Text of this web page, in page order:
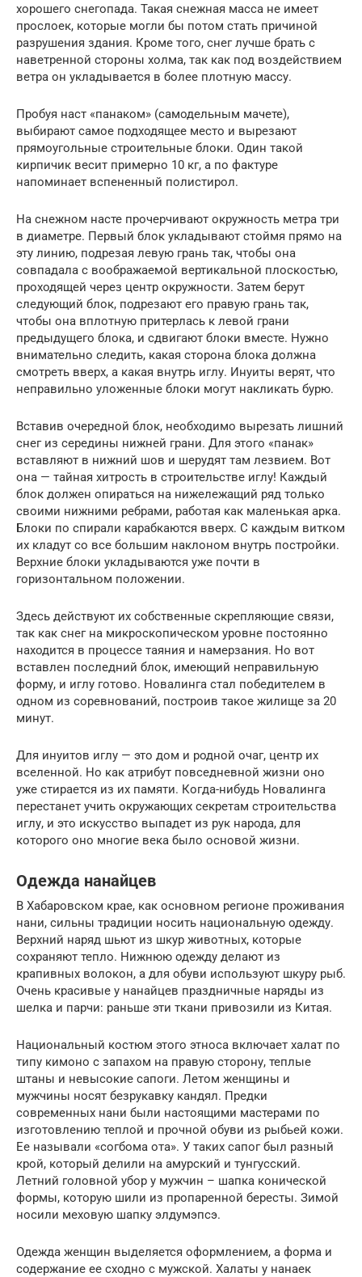
хорошего снегопада. Такая снежная масса не имеет
прослоек, которые могли бы потом стать причиной
разрушения здания. Кроме того, снег лучше брать с
наветренной стороны холма, так как под воздействием
ветра он укладывается в более плотную массу.
Пробуя наст «панаком» (самодельным мачете),
выбирают самое подходящее место и вырезают
прямоугольные строительные блоки. Один такой
кирпичик весит примерно 10 кг, а по фактуре
напоминает вспененный полистирол.
На снежном насте прочерчивают окружность метра три
в диаметре. Первый блок укладывают стоймя прямо на
эту линию, подрезая левую грань так, чтобы она
совпадала с воображаемой вертикальной плоскостью,
проходящей через центр окружности. Затем берут
следующий блок, подрезают его правую грань так,
чтобы она вплотную притерлась к левой грани
предыдущего блока, и сдвигают блоки вместе. Нужно
внимательно следить, какая сторона блока должна
смотреть вверх, а какая внутрь иглу. Инуиты верят, что
неправильно уложенные блоки могут накликать бурю.
Вставив очередной блок, необходимо вырезать лишний
снег из середины нижней грани. Для этого «панак»
вставляют в нижний шов и шерудят там лезвием. Вот
она — тайная хитрость в строительстве иглу! Каждый
блок должен опираться на нижележащий ряд только
своими нижними ребрами, работая как маленькая арка.
Блоки по спирали карабкаются вверх. С каждым витком
их кладут со все большим наклоном внутрь постройки.
Верхние блоки укладываются уже почти в
горизонтальном положении.
Здесь действуют их собственные скрепляющие связи,
так как снег на микроскопическом уровне постоянно
находится в процессе таяния и намерзания. Но вот
вставлен последний блок, имеющий неправильную
форму, и иглу готово. Новалинга стал победителем в
одном из соревнований, построив такое жилище за 20
минут.
Для инуитов иглу — это дом и родной очаг, центр их
вселенной. Но как атрибут повседневной жизни оно
уже стирается из их памяти. Когда-нибудь Новалинга
перестанет учить окружающих секретам строительства
иглу, и это искусство выпадет из рук народа, для
которого оно многие века было основой жизни.
Одежда нанайцев
В Хабаровском крае, как основном регионе проживания
нани, сильны традиции носить национальную одежду.
Верхний наряд шьют из шкур животных, которые
сохраняют тепло. Нижнюю одежду делают из
крапивных волокон, а для обуви используют шкуру рыб.
Очень красивые у нанайцев праздничные наряды из
шелка и парчи: раньше эти ткани привозили из Китая.
Национальный костюм этого этноса включает халат по
типу кимоно с запахом на правую сторону, теплые
штаны и невысокие сапоги. Летом женщины и
мужчины носят безрукавку кандял. Предки
современных нани были настоящими мастерами по
изготовлению теплой и прочной обуви из рыбьей кожи.
Ее называли «согбома ота». У таких сапог был разный
крой, который делили на амурский и тунгусский.
Летний головной убор у мужчин – шапка конической
формы, которую шили из пропаренной бересты. Зимой
носили меховую шапку элдумэпсэ.
Одежда женщин выделяется оформлением, а форма и
содержание ее сходно с мужской. Халаты у нанаек